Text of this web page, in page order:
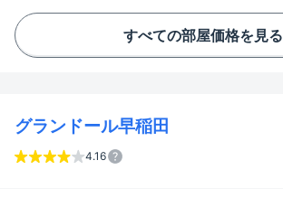
すべての部屋価格を見る
グランドール早稲田
4.16